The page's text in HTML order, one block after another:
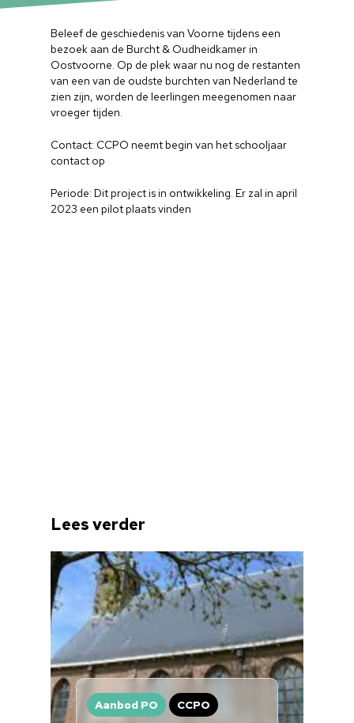
Beleef de geschiedenis van Voorne tijdens een
bezoek aan de Burcht & Oudheidkamer in
Oostvoorne. Op de plek waar nu nog de restanten
van een van de oudste burchten van Nederland te
zien zijn, worden de leerlingen meegenomen naar
vroeger tijden.
Contact: CCPO neemt begin van het schooljaar
contact op
Periode: Dit project is in ontwikkeling. Er zal in april
2023 een pilot plaats vinden
Lees verder
Aanbod PO CCPO
Home
Cultuuragenda
Voor
Cultuur op school